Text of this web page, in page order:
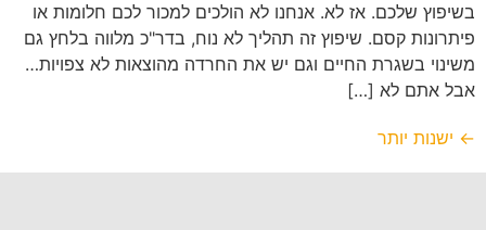
בשיפוץ שלכם. אז לא. אנחנו לא הולכים למכור לכם חלומות או
פיתרונות קסם. שיפוץ זה תהליך לא נוח, בדר"כ מלווה בלחץ גם
משינוי בשגרת החיים וגם יש את החרדה מהוצאות לא צפויות…
אבל אתם לא […]
← ישנות יותר